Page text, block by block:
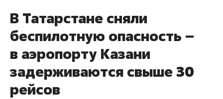
В Татарстане сняли
беспилотную опасность –
в аэропорту Казани
задерживаются свыше 30
рейсов